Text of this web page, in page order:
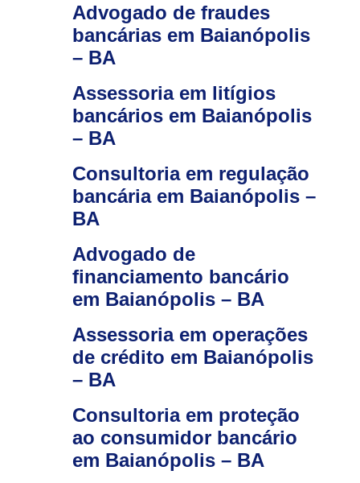
Advogado de fraudes
bancárias em Baianópolis
– BA
Assessoria em litígios
bancários em Baianópolis
– BA
Consultoria em regulação
bancária em Baianópolis –
BA
Advogado de
financiamento bancário
em Baianópolis – BA
Assessoria em operações
de crédito em Baianópolis
– BA
Consultoria em proteção
ao consumidor bancário
em Baianópolis – BA